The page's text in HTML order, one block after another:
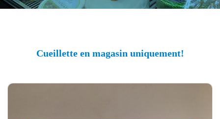
Cueillette en magasin uniquement!